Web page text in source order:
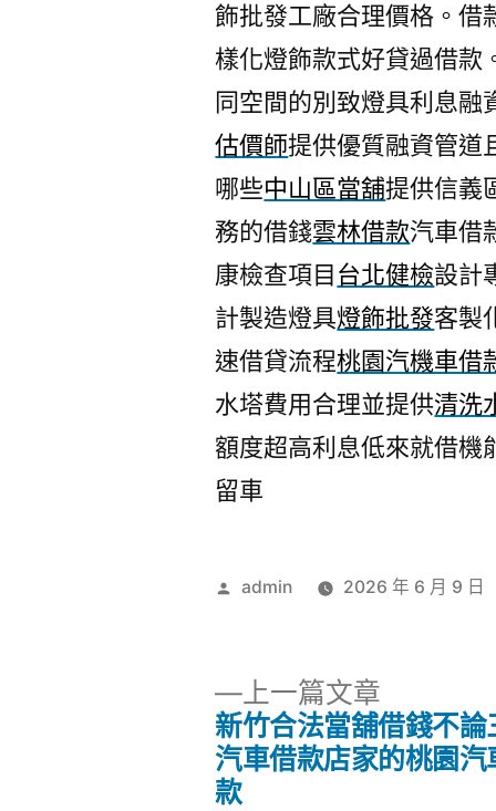
飾批發工廠合理價格。借
樣化燈飾款式好貸過借款
同空間的別致燈具利息融
估價師提供優質融資管道
哪些中山區當舖提供信義
務的借錢雲林借款汽車借
康檢查項目台北健檢設計
計製造燈具燈飾批發客製
速借貸流程桃園汽機車借
水塔費用合理並提供清洗
額度超高利息低來就借機
留車
作
admin 2026 年 6 月 9 日
上一篇文章
一
篇
新竹合法當舖借錢不論
汽車借款店家的桃園汽
款